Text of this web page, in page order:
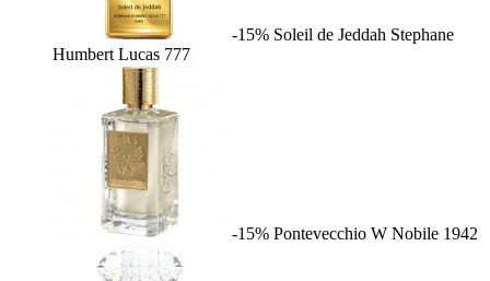
-15% Soleil de Jeddah Stephane
Humbert Lucas 777
-15% Pontevecchio W Nobile 1942